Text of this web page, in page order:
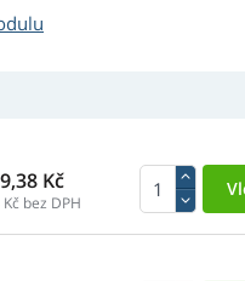
Kč
Kč bez DPH